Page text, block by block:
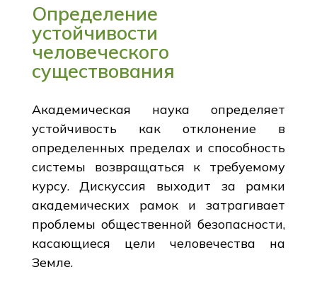
Определение
устойчивости
человеческого
существования
Академическая наука определяет
устойчивость как отклонение в
определенных пределах и способность
системы возвращаться к требуемому
курсу. Дискуссия выходит за рамки
академических рамок и затрагивает
проблемы общественной безопасности,
касающиеся цели человечества на
Земле.